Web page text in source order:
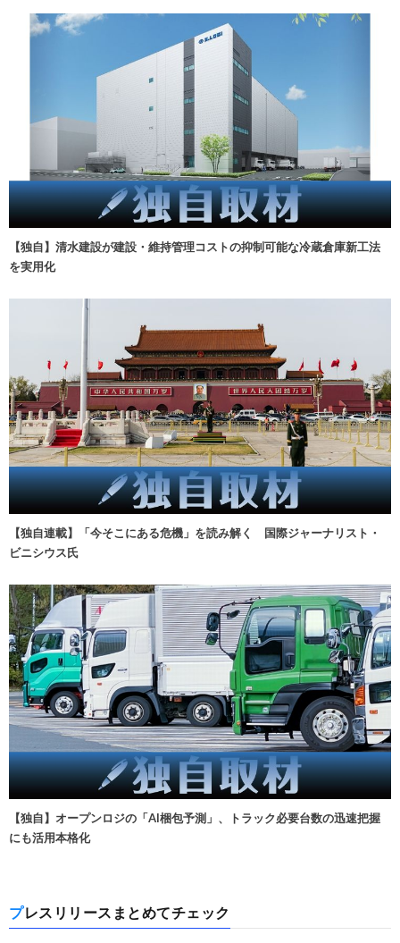
【独自】清水建設が建設・維持管理コストの抑制可能な冷蔵倉庫新工法
を実用化
【独自連載】「今そこにある危機」を読み解く 国際ジャーナリスト・
ビニシウス氏
【独自】オープンロジの「AI梱包予測」、トラック必要台数の迅速把握
にも活用本格化
プレスリリースまとめてチェック